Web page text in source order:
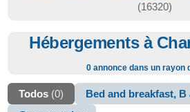
(16320)
Hébergements à
0 annonce dans un rayon
Todos (0)
Bed and breakfast, B